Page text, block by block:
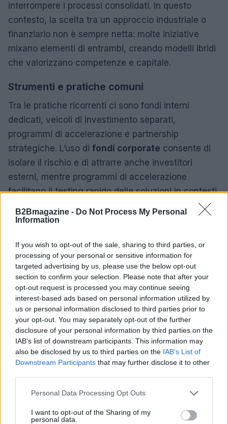
B2Bmagazine - Do Not Process My Personal
Information
If you wish to opt-out of the sale, sharing to third parties, or
processing of your personal or sensitive information for
targeted advertising by us, please use the below opt-out
section to confirm your selection. Please note that after your
opt-out request is processed you may continue seeing
interest-based ads based on personal information utilized by
us or personal information disclosed to third parties prior to
your opt-out. You may separately opt-out of the further
disclosure of your personal information by third parties on the
IAB’s list of downstream participants. This information may
also be disclosed by us to third parties on the IAB’s List of
Downstream Participants that may further disclose it to other
Please note that this website/app uses one or more Google
not limited to your visit or usage behaviour. You may click to
Personal Data Processing Opt Outs
I want to opt-out of the Sharing of my
personal data.
interrompere i processi consolidati. In questo
contesto, la scelta tra un approccio industriale o
finanziario non è sempre netta: molte iniziative
mixano elementi di entrambi, creando modelli ibridi
che valorizzano competenze e capitale.
Strumenti e pratiche comuni
Tra le pratiche ricorrenti ci sono fondi interni
dedicati, veicoli di investimento separati,
programmi di accelerazione e partnership
strategiche. L’uso di fondi corporate consente di
isolare il rischio e di attrarre anche investitori
esterni, mentre programmi di accelerazione
facilitano il testing rapido delle soluzioni in contesti
bilanciare l’esigenza di controllo con la necessità di
Indipendentemente dal formato scelto, il successo
dipende spesso dalla capacità di coniugare visione
strategica e processi operativi: definire metriche
chiare, stabilire ruoli e mantenere canali di
comunicazione aperti tra team aziendali e startup è
fondamentale per trasformare un investimento in
vantaggio competitivo.
corporate venture capital rappresenta una
formula che incorpora entrambi gli scopi,
diventando uno strumento sempre più adottato
dalle aziende italiane che intendono innovare in